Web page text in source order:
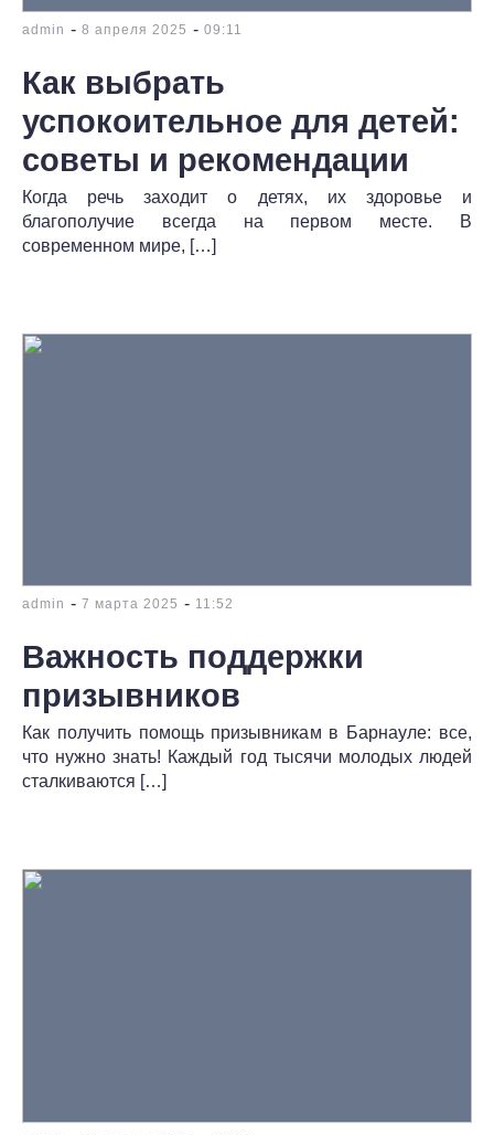
admin - 8 апреля 2025 - 09:11
Как выбрать
успокоительное для детей:
советы и рекомендации
Когда речь заходит о детях, их здоровье и
благополучие всегда на первом месте. В
современном мире, […]
admin - 7 марта 2025 - 11:52
Важность поддержки
призывников
Как получить помощь призывникам в Барнауле: все,
что нужно знать! Каждый год тысячи молодых людей
сталкиваются […]